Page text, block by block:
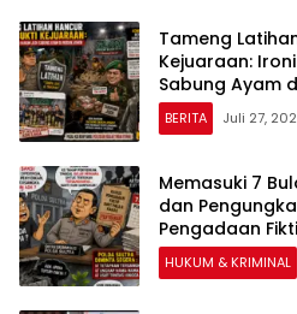
Tameng
Kejuaraan:
Sabung Ayam
BERITA Juli 27,
Memasuki 7
dan
Pengadaan
Rp26 Miliar
HUKUM & KRIMINAL